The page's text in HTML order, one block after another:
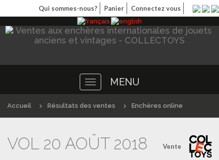
Qui sommes-nous? Panier Connectez vous
Toggle
navigation
MENU
Accueil Résultats des ventes Enchères online
Vente
VOL 20 AOÛT 2018